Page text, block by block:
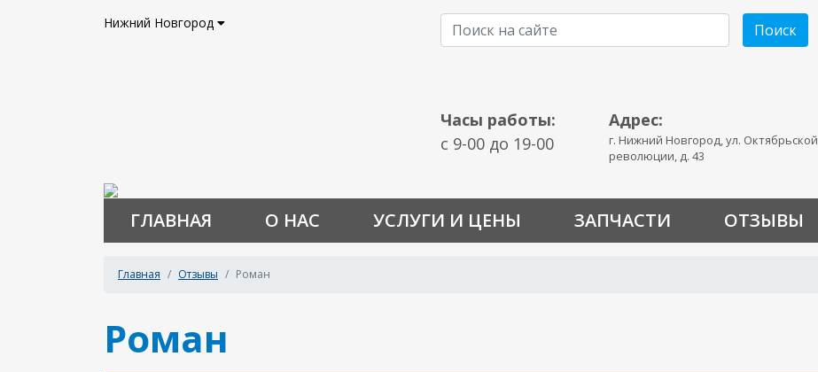
Нижний Новгород Поиск
Часы работы:
c 9-00 до 19-00
Адрес:
г. Нижний Новгород, ул. Октябрьской
революции, д. 43
ГЛАВНАЯ О НАС УСЛУГИ И ЦЕНЫ ЗАПЧАСТИ ОТЗЫВЫ
Главная Отзывы Роман
Роман